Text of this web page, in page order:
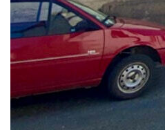
Travaux à prévoir :
performance énergétique,
Les informations sur les risques
exposé sont disponibles sur le
https://www.georisques.gouv.fr
**Honoraires à la charge du vendeur